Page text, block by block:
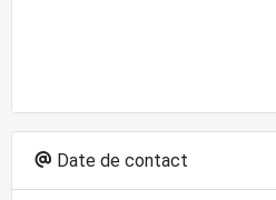
Date de contact